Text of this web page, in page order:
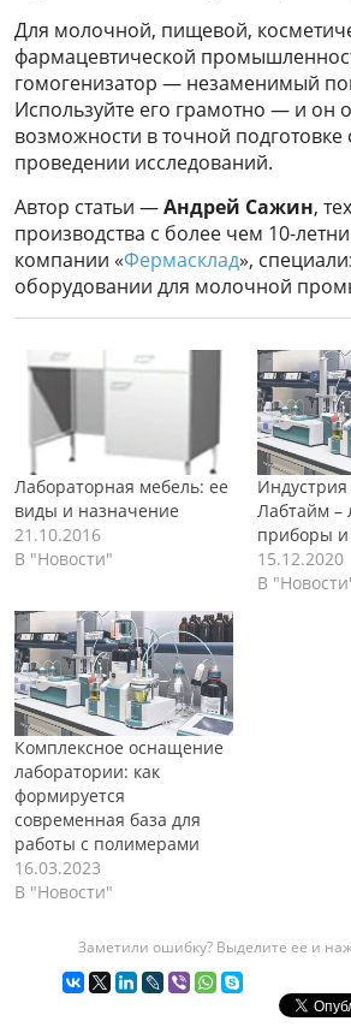
Для молочной, пищевой,
фармацевтической
гомогенизатор — незаменимый
Используйте его грамотно — и он
возможности в точной подготовке
проведении исследований.
Автор статьи —Андрей Сажин,
производства с более чем 10-
компании «Фермасклад»,
оборудовании для молочной
Лабораторная мебель: ее
виды и назначение
21.10.2016
В "Новости"
Лабтайм –
приборы и
15.12.2020
В
Комплексное оснащение
лаборатории: как
формируется
современная база для
работы с полимерами
16.03.2023
В "Новости"
Заметили ошибку? Выделите ее и